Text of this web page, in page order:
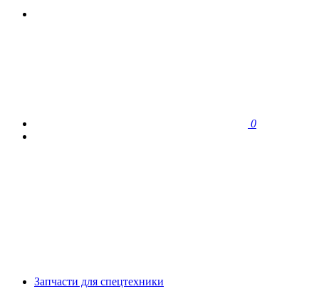
0
Запчасти для спецтехники